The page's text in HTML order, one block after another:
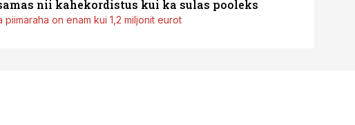
nii kahekordistus kui ka sulas pooleks
piimaraha on enam kui 1,2 miljonit eurot